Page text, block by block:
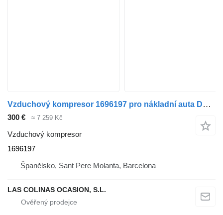
Vzduchový kompresor 1696197 pro nákladní auta DAF XF 105
300 € ≈ 7 259 Kč
Vzduchový kompresor
1696197
Španělsko, Sant Pere Molanta, Barcelona
LAS COLINAS OCASION, S.L.